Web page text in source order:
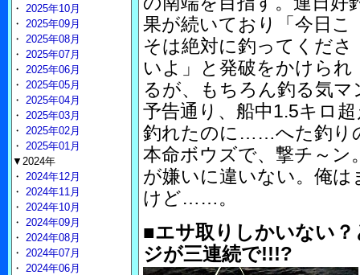
果が続いており「今日こ
そは絶対に釣ってくださ
いよ」と発破をかけられ
るが、もちろん釣る気
予告通り、船中1.5キロ
釣れたのに……へた釣り
本命ボウズで、撃チ～
が嫌いに違いない。俺
けど……。
■エサ取りしかいない
ジが三連続で!!!?
・ 2025年10月
・ 2025年09月
・ 2025年08月
・ 2025年07月
・ 2025年06月
・ 2025年05月
・ 2025年04月
・ 2025年03月
・ 2025年02月
・ 2025年01月
▼2024年
・ 2024年12月
・ 2024年11月
・ 2024年10月
・ 2024年09月
・ 2024年08月
・ 2024年07月
・ 2024年06月